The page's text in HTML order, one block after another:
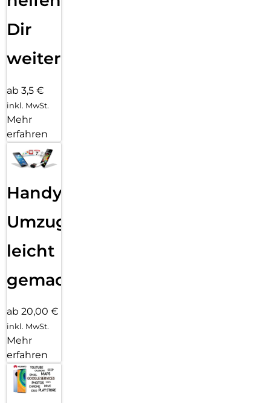
Dir
weiter
ab 3,5 €
inkl. MwSt.
Mehr
erfahren
Handy
Umzug
leicht
gemacht!
ab 20,00 €
inkl. MwSt.
Mehr
erfahren